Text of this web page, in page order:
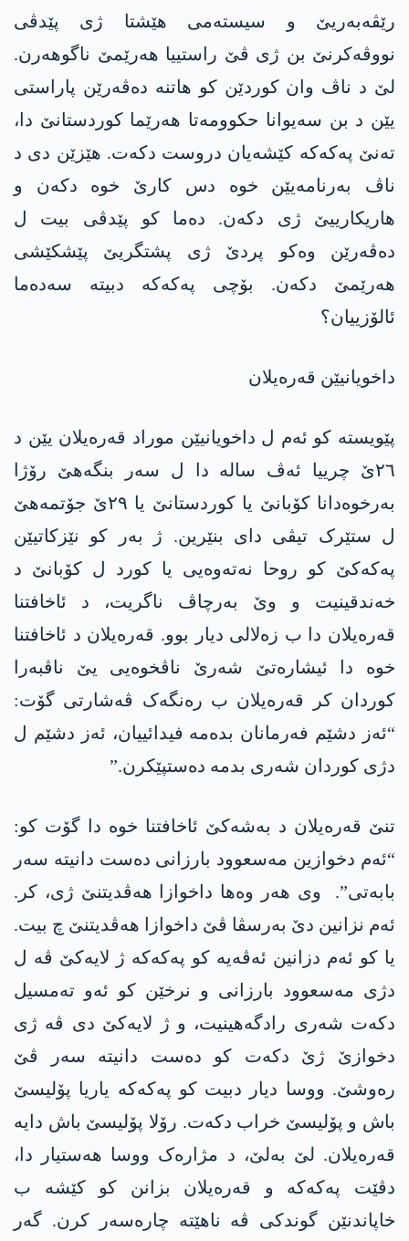
رێڤەبەریێ و سیستەمی هێشتا ژی پێدڤی
نووڤەکرنێ بن ژی ڤێ راستییا ھەرێمێ ناگوھەرن.
لێ د ناڤ وان کوردێن کو ھاتنە دەڤەرێن پاراستی
یێن د بن سەیوانا حکوومەتا ھەرێما کوردستانێ دا،
تەنێ پەکەکە کێشەیان دروست دکەت. ھێزێن دی د
ناڤ بەرنامەیێن خوە دس کارێ خوە دکەن و
ھاریکارییێ ژی دکەن. دەما کو پێدڤی بیت ل
دەڤەرێن وەکو پردێ ژی پشتگریێ پێشکێشی
هەرێمێ دکەن. بۆچی پەکەکە دبیتە سەدەما
ئالۆزییان؟
داخویانیێن قەرەیلان
پێویستە کو ئەم ل داخویانیێن موراد قەرەیلان یێن د
٢٦ێ چرییا ئەڤ سالە دا ل سەر بنگەھێ رۆژا
بەرخوەدانا کۆبانێ یا کوردستانێ یا ٢٩ێ جۆتمەھێ
ل ستێرک تیڤی دای بنێرین. ژ بەر کو نێزکاتیێن
پەکەکێ کو روحا نەتەوەیی یا کورد ل کۆبانێ د
خەندقینیت و وێ بەرچاڤ ناگریت، د ئاخافتنا
قەرەیلان دا ب زەلالی دیار بوو. قەرەیلان د ئاخافتنا
خوە دا ئیشارەتێ شەرێ ناڤخوەیی یێ ناڤبەرا
کوردان کر قەرەیلان ب رەنگەک ڤەشارتی گۆت:
“ئەز دشێم فەرمانان بدەمە فیدائییان، ئەز دشێم ل
دژی کوردان شەری بدمە دەستپێکرن.”
تنێ قەرەیلان د بەشەکێ ئاخافتنا خوە دا گۆت کو:
“ئەم دخوازین مەسعوود بارزانی دەست دانیتە سەر
بابەتی”. وی ھەر وەھا داخوازا ھەڤدیتنێ ژی، کر.
ئەم نزانین دێ بەرسڤا ڤێ داخوازا ھەڤدیتنێ چ بیت.
یا کو ئەم دزانین ئەڤەیە کو پەکەکە ژ لایەکێ ڤە ل
دژی مەسعوود بارزانی و نرخێن کو ئەو تەمسیل
دکەت شەری رادگەهینیت، و ژ لایەکێ دی ڤە ژی
دخوازێ ژێ دکەت کو دەست دانیتە سەر ڤێ
رەوشێ. ووسا دیار دبیت کو پەکەکە یاریا پۆلیسێ
باش و پۆلیسێ خراب دکەت. رۆلا پۆلیسێ باش دایە
قەرەیلان. لێ بەلێ، د مژارەک ووسا ھەستیار دا،
دڤێت پەکەکە و قەرەیلان بزانن کو کێشە ب
خاپاندنێن گوندکی ڤە ناهێتە چارەسەر کرن. گەر